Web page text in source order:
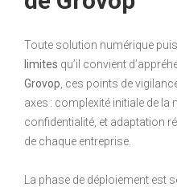
Toute solution numérique
limites qu’il convient
Grovop , ces points de
axes : complexité initiale de
confidentialité, et adaptation
de chaque entreprise.
La phase de déploiement